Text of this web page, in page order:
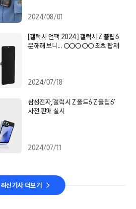
2024/08/01
[갤럭시 언팩 2024] 갤럭시 Z 플립6
분해해 보니… ○○○ ○○ 최초 탑재
2024/07/18
삼성전자,‘갤럭시 Z 폴드6·Z 플립6’
사전 판매 실시
2024/07/11
최신기사 더보기